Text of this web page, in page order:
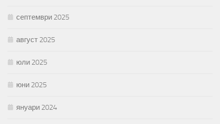
септември 2025
август 2025
юли 2025
юни 2025
януари 2024